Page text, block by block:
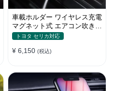
車載ホルダー ワイヤレス充電
マグネット式 エアコン吹き出
し口用 スマホ iPhone
トヨタ セリカ対応
¥ 6,150 (税込)